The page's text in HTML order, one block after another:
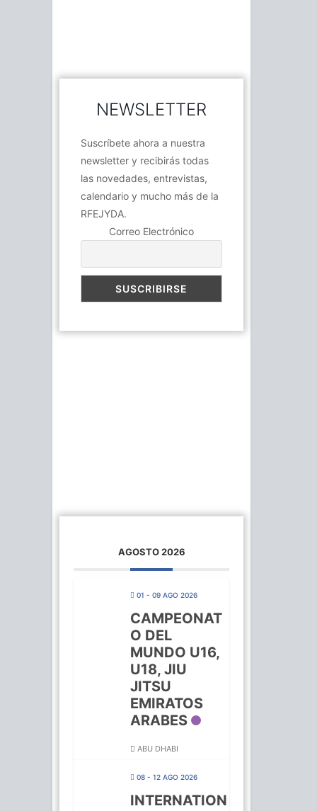
NEWSLETTER
Suscríbete ahora a nuestra
newsletter y recibirás todas
las novedades, entrevistas,
calendario y mucho más de la
RFEJYDA.
Correo Electrónico
AGOSTO 2026
01 - 09 AGO 2026
CAMPEONAT
O DEL
MUNDO U16,
U18, JIU
JITSU
EMIRATOS
ARABES
ABU DHABI
08 - 12 AGO 2026
INTERNATION